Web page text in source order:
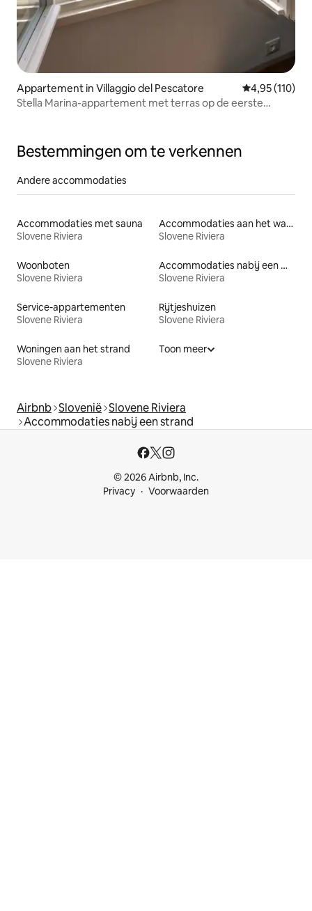
Appartement in Villaggio del Pescatore Gemiddelde
4,95 (110)
Stella Marina-appartement met terras op de eerste
Bestemmingen om te verkennen
Andere accommodaties
Accommodaties met sauna
Slovene Riviera
Accommodaties aan het water
Slovene Riviera
Woonboten
Slovene Riviera
Accommodaties nabij een meer
Slovene Riviera
Service-appartementen
Slovene Riviera
Rijtjeshuizen
Slovene Riviera
Woningen aan het strand
Slovene Riviera
Toon meer
Airbnb Slovenië Slovene Riviera
Accommodaties nabij een strand
© 2026 Airbnb, Inc.
Privacy
Voorwaarden